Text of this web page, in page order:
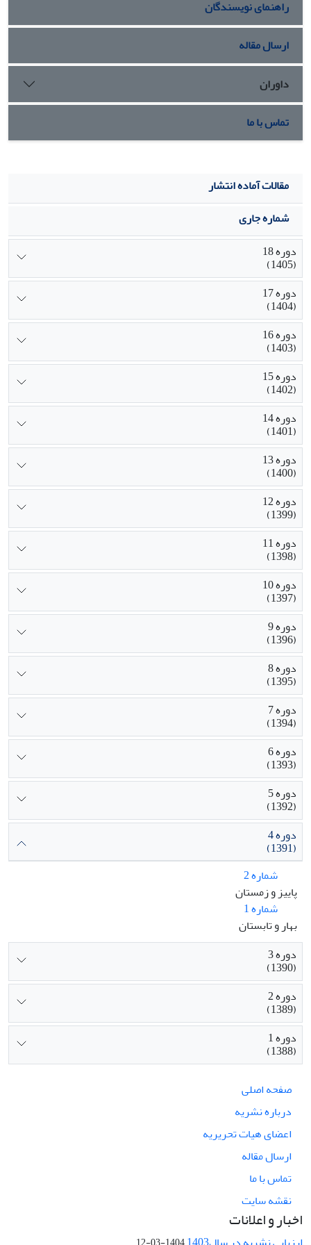
راهنمای نویسندگان
ارسال مقاله
داوران
تماس با ما
مقالات آماده انتشار
شماره جاری
دوره 18
(1405)
دوره 17
(1404)
دوره 16
(1403)
دوره 15
(1402)
دوره 14
(1401)
دوره 13
(1400)
دوره 12
(1399)
دوره 11
(1398)
دوره 10
(1397)
دوره 9
(1396)
دوره 8
(1395)
دوره 7
(1394)
دوره 6
(1393)
دوره 5
(1392)
دوره 4
(1391)
شماره 2
پاییز و زمستان
شماره 1
بهار و تابستان
دوره 3
(1390)
دوره 2
(1389)
دوره 1
(1388)
صفحه اصلی
درباره نشریه
اعضای هیات تحریریه
ارسال مقاله
تماس با ما
نقشه سایت
اخبار و اعلانات